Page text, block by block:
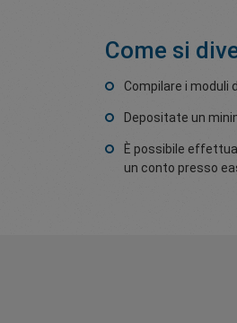
Come si
Compilare i moduli
Depositate un
È possibile
un conto presso